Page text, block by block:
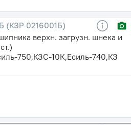
(КЗР 0216001Б)
верхн. загрузн. шнека и
750,КЗС-10К,Есиль-740,КЗ